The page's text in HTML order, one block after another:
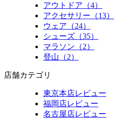
アウトドア（4）
アクセサリー（13）
ウェア（24）
シューズ（35）
マラソン（2）
登山（2）
店舗カテゴリ
東京本店レビュー
福岡店レビュー
名古屋店レビュー